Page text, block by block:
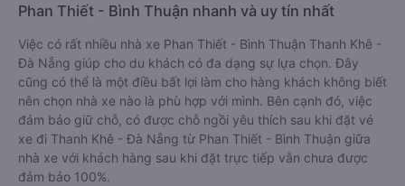
Phan Thiết - Bình Thuận nhanh và uy tín nhất
Việc có rất nhiều nhà xe Phan Thiết - Bình Thuận Thanh Khê -
Đà Nẵng giúp cho du khách có đa dạng sự lựa chọn. Đây
cũng có thể là một điều bất lợi làm cho hàng khách không biết
nên chọn nhà xe nào là phù hợp với mình. Bên cạnh đó, việc
đảm bảo giữ chỗ, có được chỗ ngồi yêu thích sau khi đặt vé
xe đi Thanh Khê - Đà Nẵng từ Phan Thiết - Bình Thuận giữa
nhà xe với khách hàng sau khi đặt trực tiếp vẫn chưa được
đảm bảo 100%.